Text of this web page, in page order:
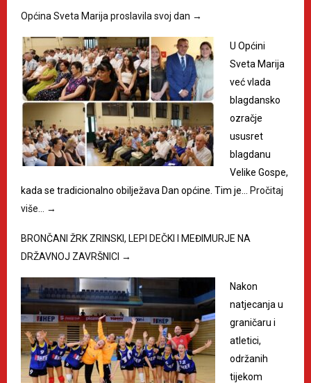
Općina Sveta Marija proslavila svoj dan →
U Općini
Sveta Marija
već vlada
blagdansko
ozračje
ususret
blagdanu
Velike Gospe,
kada se tradicionalno obilježava Dan općine. Tim je…
Pročitaj
više…
→
BRONČANI ŽRK ZRINSKI, LEPI DEČKI I MEĐIMURJE NA
DRŽAVNOJ ZAVRŠNICI →
Nakon
natjecanja u
graničaru i
atletici,
održanih
tijekom